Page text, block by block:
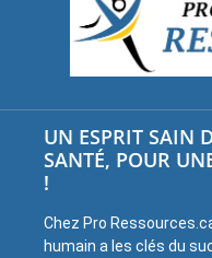
UN ESPRIT SAIN
SANTÉ, POUR
!
Chez Pro
humain a les clés du